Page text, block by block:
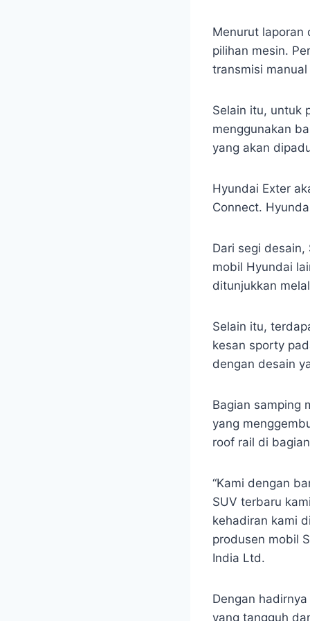
Menurut laporan
pilihan mesin.
transmisi
Selain itu, untuk
menggunakan
yang akan
Hyundai Exter
Connect.
Dari segi
mobil Hyundai
ditunjukkan
Selain itu,
kesan sporty
dengan desain
Bagian samping
yang
roof rail di
“Kami dengan
SUV terbaru
kehadiran kami
produsen mobil
India Ltd.
Dengan
yang tangguh